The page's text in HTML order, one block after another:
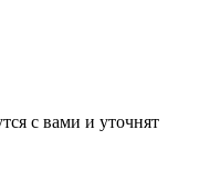
с вами и уточнят